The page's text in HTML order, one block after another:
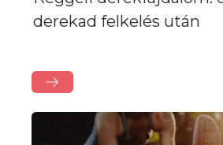
derekad felkelés után